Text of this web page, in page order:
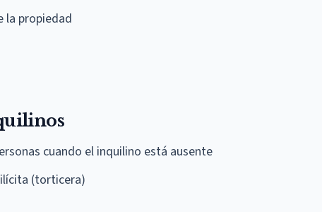
la propiedad
cuando el inquilino está ausente
(torticera)